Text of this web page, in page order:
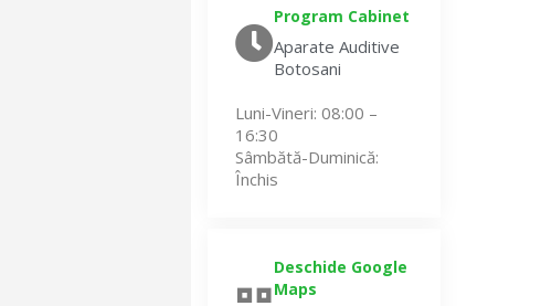
Program Cabinet
Aparate Auditive
Botosani
Luni-Vineri: 08:00 –
16:30
Sâmbătă-Duminică:
Închis
Deschide Google
Maps